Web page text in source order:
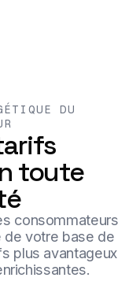
DU
toute
consommateurs
de votre base de
plus avantageux